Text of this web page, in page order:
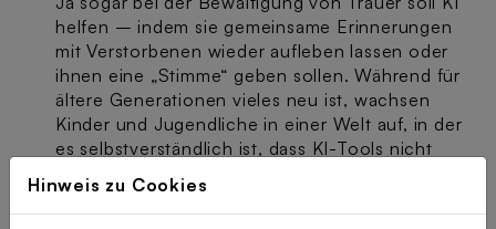
helfen – indem sie gemeinsame Erinnerungen
mit Verstorbenen wieder aufleben lassen oder
ihnen eine „Stimme“ geben sollen. Während für
ältere Generationen vieles neu ist, wachsen
Kinder und Jugendliche in einer Welt auf, in der
es selbstverständlich ist, dass KI-Tools nicht
nur Hilfe bei den Hausaufgaben bieten.
Dazu laden die InitiativenDigital Mobil im Alter
Hinweis zu Cookies